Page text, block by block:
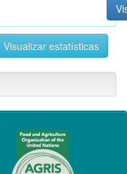
Visualizar estatísticas